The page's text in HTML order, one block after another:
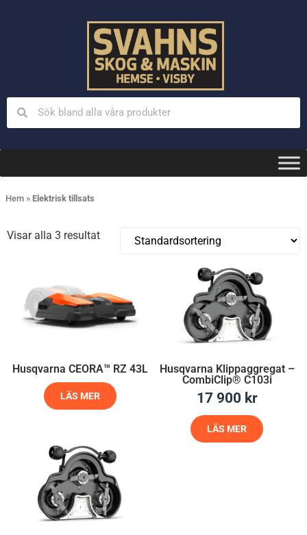
Hem » Elektrisk tillsats
Visar alla 3 resultat
Husqvarna CEORA™ RZ 43L
LÄS MER
Husqvarna Klippaggregat –
CombiClip® C103i
17 900 kr
LÄS MER